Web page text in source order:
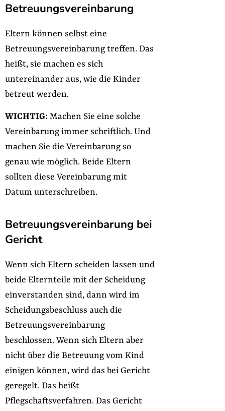
Betreuungsvereinbarung
Eltern können selbst eine
Betreuungsvereinbarung treffen. Das
heißt, sie machen es sich
untereinander aus, wie die Kinder
betreut werden.
WICHTIG: Machen Sie eine solche
Vereinbarung immer schriftlich. Und
machen Sie die Vereinbarung so
genau wie möglich. Beide Eltern
sollten diese Vereinbarung mit
Datum unterschreiben.
Betreuungsvereinbarung bei
Gericht
Wenn sich Eltern scheiden lassen und
beide Elternteile mit der Scheidung
einverstanden sind, dann wird im
Scheidungsbeschluss auch die
Betreuungsvereinbarung
beschlossen. Wenn sich Eltern aber
nicht über die Betreuung vom Kind
einigen können, wird das bei Gericht
geregelt. Das heißt
Pflegschaftsverfahren. Das Gericht